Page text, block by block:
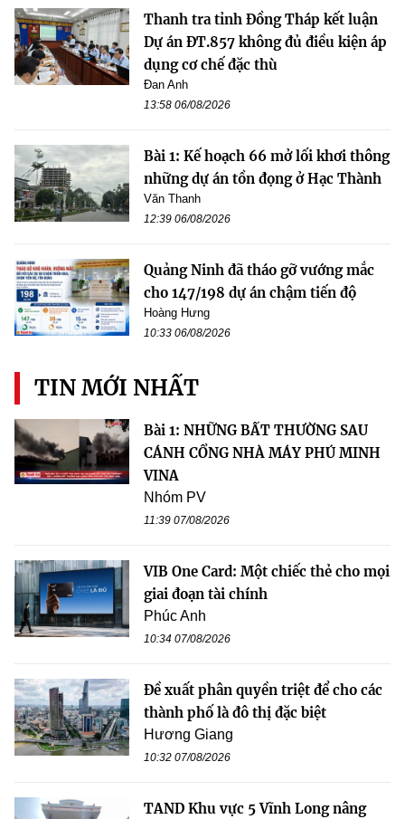
Thanh tra tỉnh Đồng Tháp kết luận
Dự án ĐT.857 không đủ điều kiện áp
dụng cơ chế đặc thù
Đan Anh
13:58 06/08/2026
Bài 1: Kế hoạch 66 mở lối khơi thông
những dự án tồn đọng ở Hạc Thành
Văn Thanh
12:39 06/08/2026
Quảng Ninh đã tháo gỡ vướng mắc
cho 147/198 dự án chậm tiến độ
Hoàng Hưng
10:33 06/08/2026
TIN MỚI NHẤT
Bài 1: NHỮNG BẤT THƯỜNG SAU
CÁNH CỔNG NHÀ MÁY PHÚ MINH
VINA
Nhóm PV
11:39 07/08/2026
VIB One Card: Một chiếc thẻ cho mọi
giai đoạn tài chính
Phúc Anh
10:34 07/08/2026
Đề xuất phân quyền triệt để cho các
thành phố là đô thị đặc biệt
Hương Giang
10:32 07/08/2026
TAND Khu vực 5 Vĩnh Long nâng